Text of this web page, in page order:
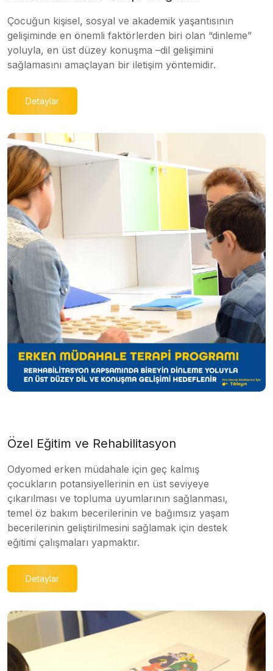
Çocuğun kişisel, sosyal ve akademik yaşantısının
gelişiminde en önemli faktörlerden biri olan “dinleme”
yoluyla, en üst düzey konuşma –dil gelişimini
sağlamasını amaçlayan bir iletişim yöntemidir.
Detaylar
Özel Eğitim ve Rehabilitasyon
Odyomed erken müdahale için geç kalmış
çocukların potansiyellerinin en üst seviyeye
çıkarılması ve topluma uyumlarının sağlanması,
temel öz bakım becerilerinin ve bağımsız yaşam
becerilerinin geliştirilmesini sağlamak için destek
eğitimi çalışmaları yapmaktır.
Detaylar